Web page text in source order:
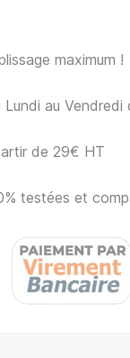
maximum !
au Vendredi
de 29€ HT
testées et